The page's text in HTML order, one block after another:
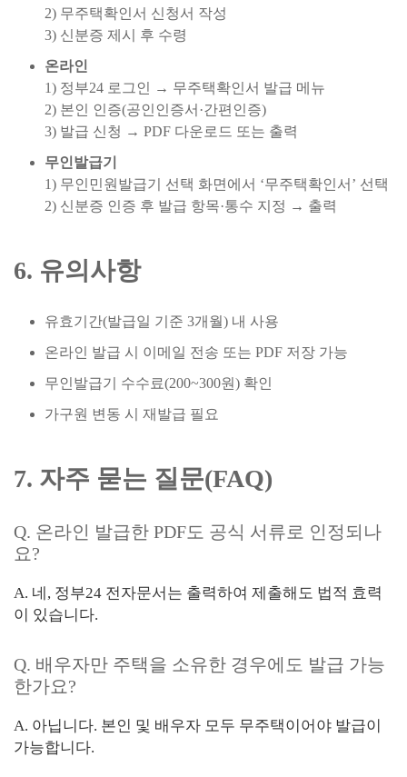
2) 무주택확인서 신청서 작성
3) 신분증 제시 후 수령
온라인
1) 정부24 로그인 → 무주택확인서 발급 메뉴
2) 본인 인증(공인인증서·간편인증)
3) 발급 신청 → PDF 다운로드 또는 출력
무인발급기
1) 무인민원발급기 선택 화면에서 ‘무주택확인서’ 선택
2) 신분증 인증 후 발급 항목·통수 지정 → 출력
6. 유의사항
유효기간(발급일 기준 3개월) 내 사용
온라인 발급 시 이메일 전송 또는 PDF 저장 가능
무인발급기 수수료(200~300원) 확인
가구원 변동 시 재발급 필요
7. 자주 묻는 질문(FAQ)
Q. 온라인 발급한 PDF도 공식 서류로 인정되나
요?
A. 네, 정부24 전자문서는 출력하여 제출해도 법적 효력
이 있습니다.
Q. 배우자만 주택을 소유한 경우에도 발급 가능
한가요?
A. 아닙니다. 본인 및 배우자 모두 무주택이어야 발급이
가능합니다.